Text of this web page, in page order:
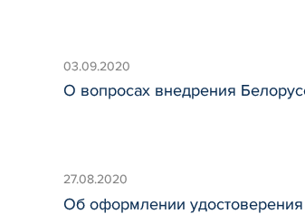
03.09.2020
О вопросах внедрения
27.08.2020
Об оформлении